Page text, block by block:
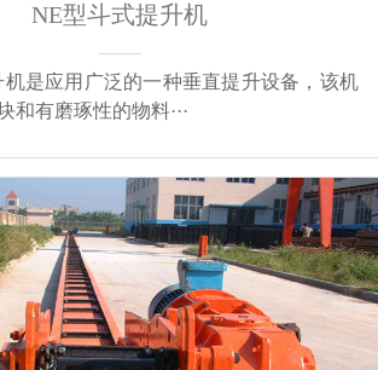
NE型斗式提升机
是应用广泛的一种垂直提升设备，该机
和有磨琢性的物料···